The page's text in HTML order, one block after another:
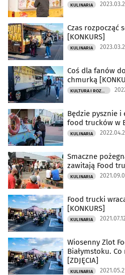
KULINARIA
Czas rozpocząć
[KONKURS]
KULINARIA
Coś dla fanów
chmurką
Będzie pysznie i
food trucków w
KULINARIA
Smaczne
zawitają Food
KULINARIA
Food trucki
[KONKURS]
KULINARIA
Wiosenny Zlot
Białymstoku.
[ZDJĘCIA]
KULINARIA